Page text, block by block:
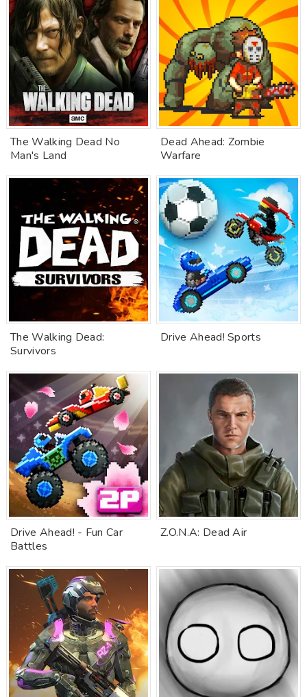
The Walking Dead No
Man's Land
Dead Ahead: Zombie
Warfare
The Walking Dead:
Survivors
Drive Ahead! Sports
Drive Ahead! - Fun Car
Battles
Z.O.N.A: Dead Air